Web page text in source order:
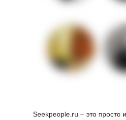
Seekpeople.ru – это просто